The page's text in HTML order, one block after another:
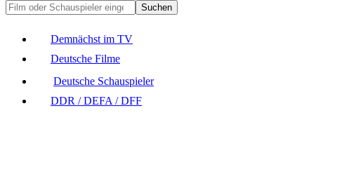
Suchen
Demnächst im TV
Deutsche Filme
Deutsche Schauspieler
DDR / DEFA / DFF